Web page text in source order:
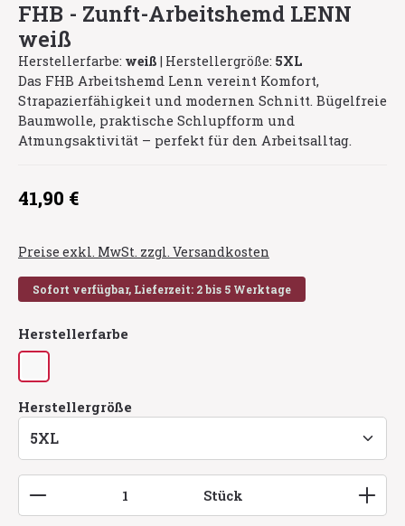
FHB - Zunft-Arbeitshemd LENN
weiß
Herstellerfarbe: weiß | Herstellergröße: 5XL
Das FHB Arbeitshemd Lenn vereint Komfort,
Strapazierfähigkeit und modernen Schnitt. Bügelfreie
Baumwolle, praktische Schlupfform und
Atmungsaktivität – perfekt für den Arbeitsalltag.
Regulärer Preis:
41,90 €
Preise exkl. MwSt. zzgl. Versandkosten
Sofort verfügbar, Lieferzeit: 2 bis 5 Werktage
Herstellerfarbe
weiß
Herstellergröße
Produkt Anzahl: Gib den gewünschten Wert
Stück